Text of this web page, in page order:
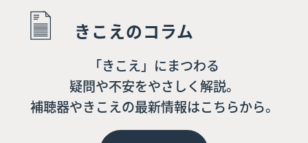
きこえのコラム
「きこえ」にまつわる
疑問や不安をやさしく解説。
補聴器やきこえの最新情報はこちらから。